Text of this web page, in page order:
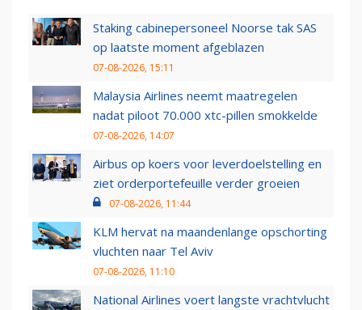
Staking cabinepersoneel Noorse tak SAS
op laatste moment afgeblazen
07-08-2026, 15:11
Malaysia Airlines neemt maatregelen
nadat piloot 70.000 xtc-pillen smokkelde
07-08-2026, 14:07
Airbus op koers voor leverdoelstelling en
ziet orderportefeuille verder groeien
07-08-2026, 11:44
KLM hervat na maandenlange opschorting
vluchten naar Tel Aviv
07-08-2026, 11:10
National Airlines voert langste vrachtvlucht